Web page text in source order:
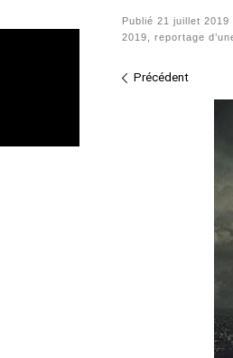
Publié 21 juillet 2019
2019, reportage
Précédent